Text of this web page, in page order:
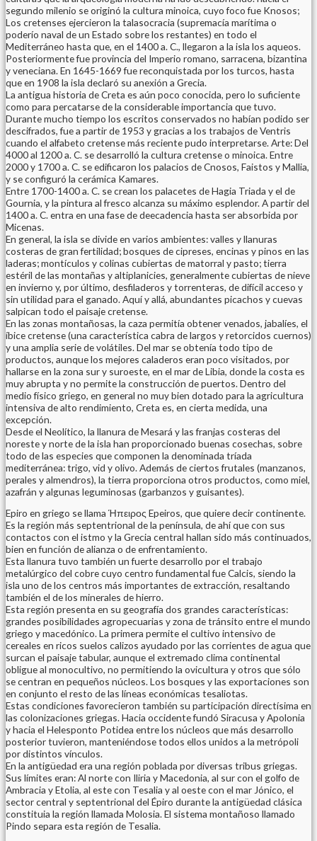
segundo milenio se originó la cultura minoica, cuyo foco fue Knosos;
Los cretenses ejercieron la talasocracia (supremacía marítima o
poderío naval de un Estado sobre los restantes) en todo el
Mediterráneo hasta que, en el 1400 a. C., llegaron a la isla los aqueos.
Posteriormente fue provincia del Imperio romano, sarracena, bizantina
y veneciana. En 1645-1669 fue reconquistada por los turcos, hasta
que en 1908 la isla declaró su anexión a Grecia.
La antigua historia de Creta es aún poco conocida, pero lo suficiente
como para percatarse de la considerable importancia que tuvo.
Durante mucho tiempo los escritos conservados no habían podido ser
descifrados, fue a partir de 1953 y gracias a los trabajos de Ventris
cuando el alfabeto cretense más reciente pudo interpretarse. Arte: Del
4000 al 1200 a. C. se desarrolló la cultura cretense o minoica. Entre
2000 y 1700 a. C. se edificaron los palacios de Cnosos, Faistos y Mallia,
y se configuró la cerámica Kamares.
Entre 1700-1400 a. C. se crean los palacetes de Hagia Triada y el de
Gournia, y la pintura al fresco alcanza su máximo esplendor. A partir del
1400 a. C. entra en una fase de deecadencia hasta ser absorbida por
Micenas.
En general, la isla se divide en varios ambientes: valles y llanuras
costeras de gran fertilidad; bosques de cipreses, encinas y pinos en las
laderas; montículos y colinas cubiertas de matorral y pasto; tierra
estéril de las montañas y altiplanicies, generalmente cubiertas de nieve
en invierno y, por último, desfiladeros y torrenteras, de difícil acceso y
sin utilidad para el ganado. Aquí y allá, abundantes picachos y cuevas
salpican todo el paisaje cretense.
En las zonas montañosas, la caza permitía obtener venados, jabalíes, el
íbice cretense (una característica cabra de largos y retorcidos cuernos)
y una amplia serie de volátiles. Del mar se obtenía todo tipo de
productos, aunque los mejores caladeros eran poco visitados, por
hallarse en la zona sur y suroeste, en el mar de Libia, donde la costa es
muy abrupta y no permite la construcción de puertos. Dentro del
medio físico griego, en general no muy bien dotado para la agricultura
intensiva de alto rendimiento, Creta es, en cierta medida, una
excepción.
Desde el Neolítico, la llanura de Mesará y las franjas costeras del
noreste y norte de la isla han proporcionado buenas cosechas, sobre
todo de las especies que componen la denominada tríada
mediterránea: trigo, vid y olivo. Además de ciertos frutales (manzanos,
perales y almendros), la tierra proporciona otros productos, como miel,
azafrán y algunas leguminosas (garbanzos y guisantes).
Epiro en griego se llama Ήπειρος Epeiros, que quiere decir continente.
Es la región más septentrional de la península, de ahí que con sus
contactos con el istmo y la Grecia central hallan sido más continuados,
bien en función de alianza o de enfrentamiento.
Esta llanura tuvo también un fuerte desarrollo por el trabajo
metalúrgico del cobre cuyo centro fundamental fue Calcis, siendo la
isla uno de los centros más importantes de extracción, resaltando
también el de los minerales de hierro.
Esta región presenta en su geografía dos grandes características:
grandes posibilidades agropecuarias y zona de tránsito entre el mundo
griego y macedónico. La primera permite el cultivo intensivo de
cereales en ricos suelos calizos ayudado por las corrientes de agua que
surcan el paisaje tabular, aunque el extremado clima continental
obligue al monocultivo, no permitiendo la ovicultura y otros que sólo
se centran en pequeños núcleos. Los bosques y las exportaciones son
en conjunto el resto de las líneas económicas tesaliotas.
Estas condiciones favorecieron también su participación directísima en
las colonizaciones griegas. Hacia occidente fundó Siracusa y Apolonia
y hacia el Helesponto Potidea entre los núcleos que más desarrollo
posterior tuvieron, manteniéndose todos ellos unidos a la metrópoli
por distintos vínculos.
En la antigüedad era una región poblada por diversas tribus griegas.
Sus límites eran: Al norte con Iliria y Macedonia, al sur con el golfo de
Ambracia y Etolia, al este con Tesalia y al oeste con el mar Jónico, el
sector central y septentrional del Épiro durante la antigüedad clásica
constituia la región llamada Molosia. El sistema montañoso llamado
Pindo separa esta región de Tesalia.